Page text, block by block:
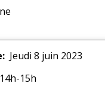
Jeudi 8 juin 2023
14h-15h